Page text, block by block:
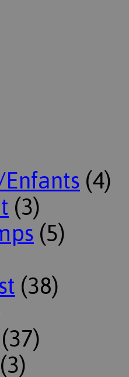
(4)
(3)
(5)
(38)
(37)
(3)